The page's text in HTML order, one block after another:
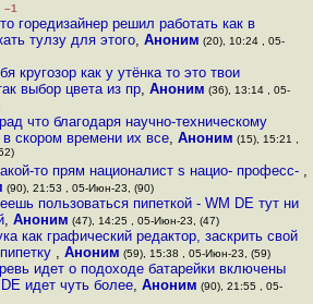
–1
горедизайнер решил работать как в
тулзу для этого, Аноним (20), 10:24 , 05-
кругозор как у утёнка то это твои
выбор цвета из пр, Аноним (36), 13:14 , 05-
что благодаря научно-техническому
в скором времени их все,Аноним (15), 15:21 ,
то прям националист s нацио- професс- ,
(90), 21:53 , 05-Июн-23, (90)
пользоваться пипеткой - WM DE тут ни
, Аноним (47), 14:25 , 05-Июн-23, (47)
как графический редактор, заскрить свой
, Аноним (59), 15:38 , 05-Июн-23, (59)
идет о подоходе батарейки включены
идет чуть более, Аноним (90), 21:55 , 05-